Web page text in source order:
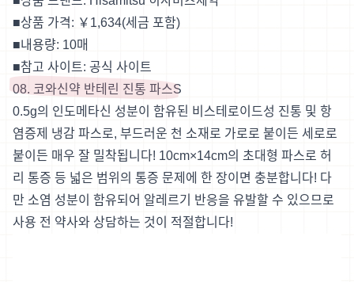
■상품 가격: ￥1,634(세금 포함)
■내용량: 10매
■참고 사이트: 공식 사이트
08. 코와신약 반테린 진통 파스S
0.5g의 인도메타신 성분이 함유된 비스테로이드성 진통 및 항
염증제 냉감 파스로, 부드러운 천 소재로 가로로 붙이든 세로로
붙이든 매우 잘 밀착됩니다! 10cm×14cm의 초대형 파스로 허
리 통증 등 넓은 범위의 통증 문제에 한 장이면 충분합니다! 다
만 소염 성분이 함유되어 알레르기 반응을 유발할 수 있으므로
사용 전 약사와 상담하는 것이 적절합니다!